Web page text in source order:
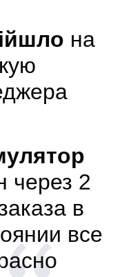
на
через 2
в
все